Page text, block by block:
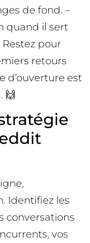
de fond. –
quand il sert
pour
retours
d’ouverture est
🙌
Identifiez les
conversations
vos